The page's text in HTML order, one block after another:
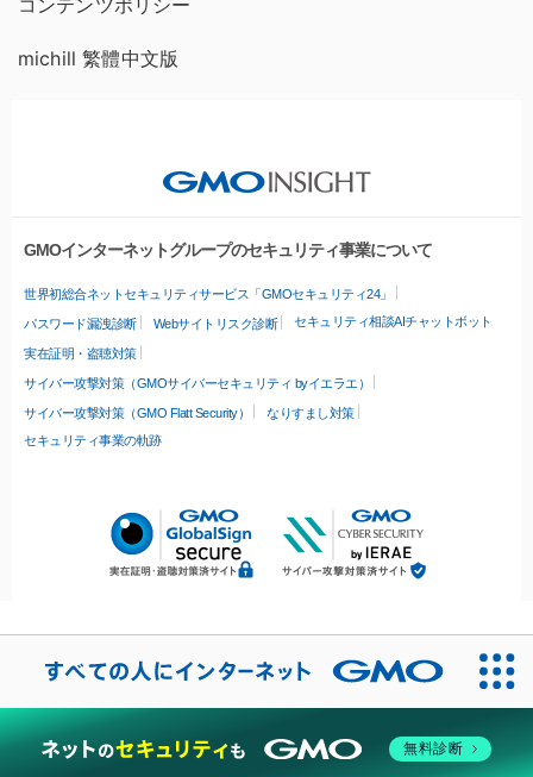
michill 繁體中文版
GMOインターネットグループのセキュリティ事業について
世界初総合ネットセキュリティサービス「GMOセキュリティ24」
パスワード漏洩診断 Webサイトリスク診断 セキュリティ相談AIチャットボット
実在証明・盗聴対策
サイバー攻撃対策（GMOサイバーセキュリティ byイエラエ）
サイバー攻撃対策（GMO Flatt Security）
なりすまし対策
セキュリティ事業の軌跡
無料診断